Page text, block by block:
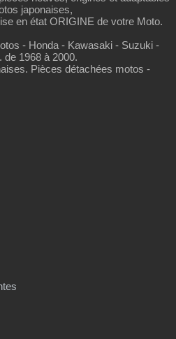
japonaises,
en état ORIGINE de votre Moto.
- Honda - Kawasaki - Suzuki -
de 1968 à 2000.
Pièces détachées motos -